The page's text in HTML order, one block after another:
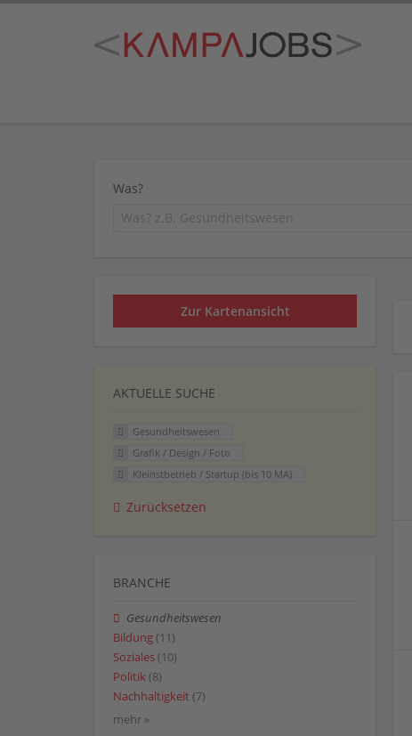
Was?
Zur Kartenansicht
AKTUELLE SUCHE
Gesundheitswesen
Grafik / Design / Foto
Kleinstbetrieb / Startup (bis 10 MA)
Zurücksetzen
BRANCHE
Gesundheitswesen
Bildung (11)
Soziales (10)
Politik (8)
Nachhaltigkeit (7)
mehr »